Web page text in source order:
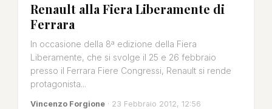
Renault alla Fiera Liberamente di
Ferrara
In occasione della 8ª edizione della Fiera
Liberamente, che si svolge il 25 e 26 febbraio
presso il Ferrara Fiere Congressi, Renault si rende
protagonista...
Vincenzo Forgione · 23 Febbraio 2012, 12:56